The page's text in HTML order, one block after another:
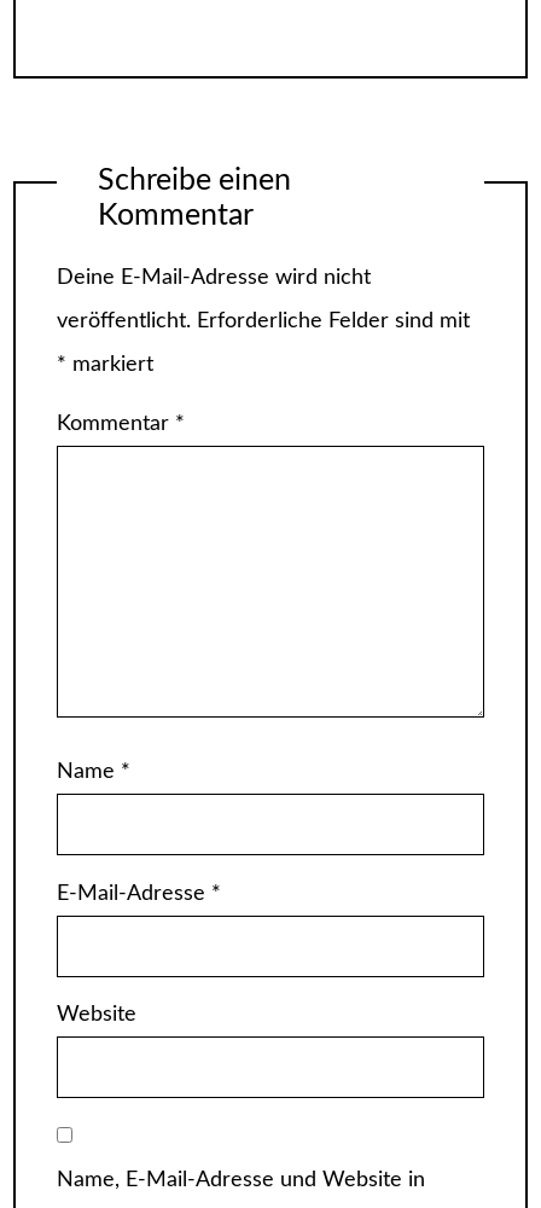
Schreibe einen
Kommentar
Deine E-Mail-Adresse wird nicht
veröffentlicht. Erforderliche Felder sind mit
* markiert
Kommentar *
Name *
E-Mail-Adresse *
Website
Name, E-Mail-Adresse und Website in